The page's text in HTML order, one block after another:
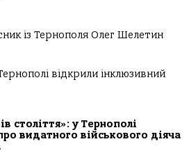
із Тернополя Олег Шелетин
відкрили інклюзивний
століття»: у Тернополі
видатного військового діяча